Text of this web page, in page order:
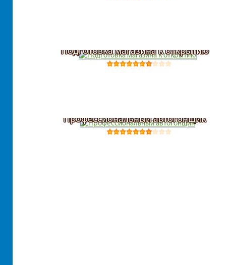
Подготовка магазина к открытию
Профессиональный автогонщик